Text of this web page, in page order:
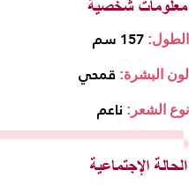
الطول: 157 سم
لون البشرة: قمحي
نوع الشعر: ناعم